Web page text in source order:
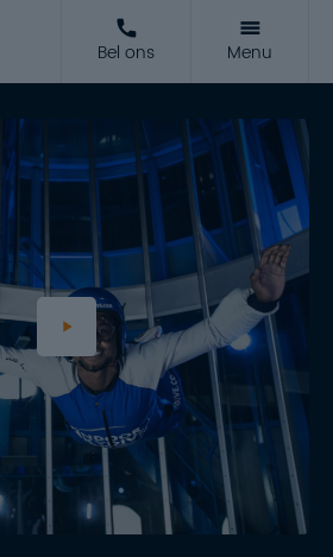
Bel ons Menu